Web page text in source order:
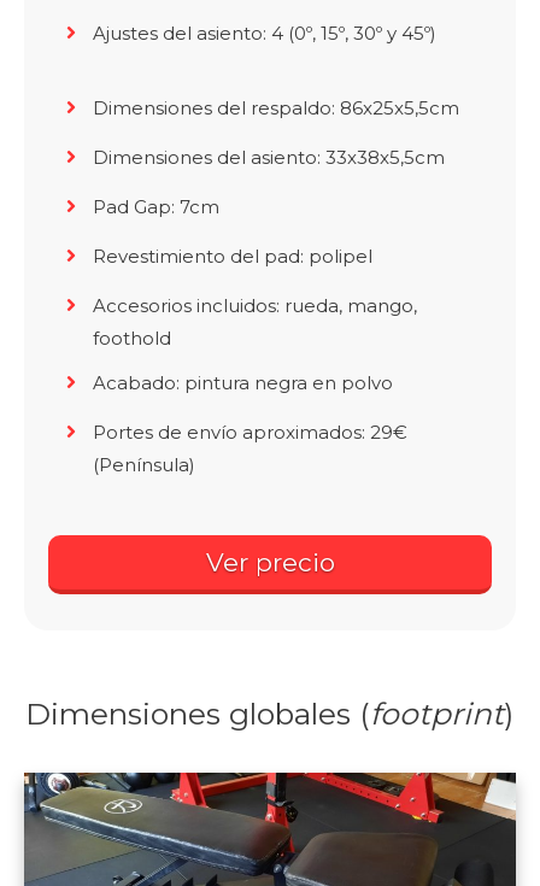
Ajustes del asiento: 4 (0º, 15º, 30º y 45º)
Dimensiones del respaldo: 86x25x5,5cm
Dimensiones del asiento: 33x38x5,5cm
Pad Gap: 7cm
Revestimiento del pad: polipel
Accesorios incluidos: rueda, mango,
foothold
Acabado: pintura negra en polvo
Portes de envío aproximados: 29€
(Península)
Ver precio
Dimensiones globales (footprint)